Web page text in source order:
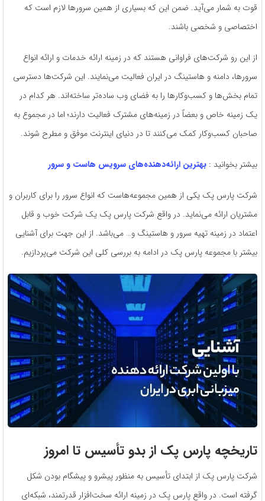
قوت به شمار می‌آید. ضمن این که بسیاری از همین سرورها لازم است که
اختصاصی و شخصی باشند.
از این رو شرکت‌های فراوانی هستند که در زمینه ارائه خدمات و ارائه انواع
سرورها، دامنه و هاستینگ در ایران فعالیت می‌نمایند. این شرکت‌ها دسترسی
تمام بخش‌ها و کسب‌وکارها را به فضای وب ساده‌تر ساخته‌اند. هر کدام در
یک زمینه خاص و بعضاً در زمینه‌های مشترک فعالیت دارند؛ اما در مجموع به
صاحبان کسب‌وکار کمک می‌کنند تا در دنیای اینترنت موفق و مطرح شوند.
بیشتر بخوانید : بهترین ارائه‌دهنده‌های سرویس هاست و سرور
شرکت پارس پک یکی از همین مجموعه‌هاست که انواع سرور را برای کاربران و
مشتریان ارائه می‌نماید. در واقع شرکت پارس پک یک شرکت خوب و قابل
اعتماد در زمینه تهیه سرور و هاستینگ و… می‌باشد. از این جهت برای آشنایی
بیشتر با مجموعه پارس پک در ادامه به بررسی کلی این شرکت می‌پردازیم.
تاریخچه پارس پک از بدو تأسیس تا امروز
شرکت پارس پک از ابتدای تأسیس به منظور پیشرو و پیشگام بودن شکل
گرفته است. در واقع پارس پک در زمینه ارائه سخت‌افزار قدرتمند، شبکه‌ای